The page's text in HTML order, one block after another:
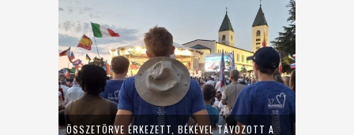
ÖSSZETÖRVE ÉRKEZETT, BÉKÉVEL TÁVOZOTT A